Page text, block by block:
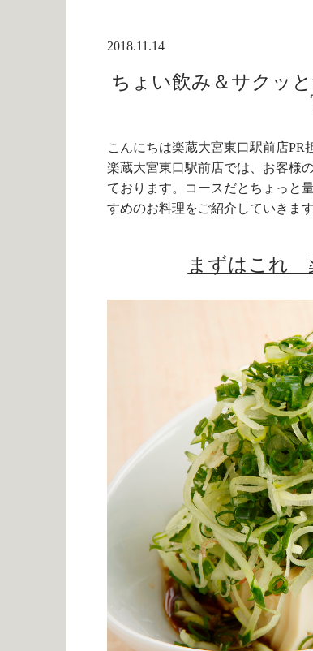
2018.11.14
ちょい飲み＆サクッ
こんにちは楽蔵大宮東口駅前店PR
楽蔵大宮東口駅前店では、お客様
ております。コースだとちょっと
すめのお料理をご紹介していきます
まずはこれ